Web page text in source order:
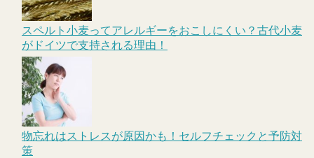
スペルト小麦ってアレルギーをおこしにくい？古代小麦
がドイツで支持される理由！
物忘れはストレスが原因かも！セルフチェックと予防対
策